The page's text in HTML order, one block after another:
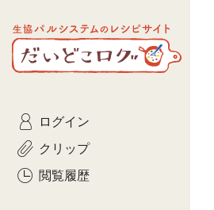
生協パルシステムのレシピ
サイト
だいどこログ
ログイン
クリップ
閲覧履歴